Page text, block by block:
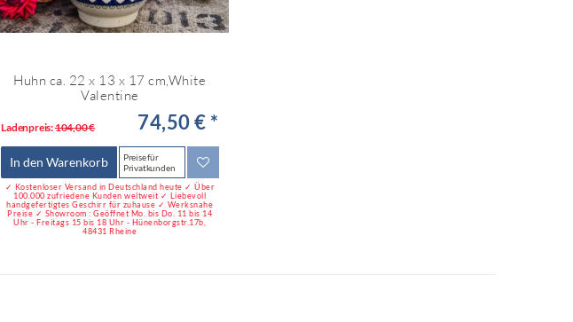
Huhn ca. 22 x 13 x 17 cm,White
Valentine
Ladenpreis:104,00 € 74,50 € *
In den Warenkorb
Preise für
Privatkunden
✓ Kostenloser Versand in Deutschland heute ✓ Über
100.000 zufriedene Kunden weltweit ✓ Liebevoll
handgefertigtes Geschirr für zuhause ✓ Werksnahe
Preise ✓ Showroom : Geöffnet Mo. bis Do. 11 bis 14
Uhr - Freitags 15 bis 18 Uhr - Hünenborgstr.17b,
48431 Rheine